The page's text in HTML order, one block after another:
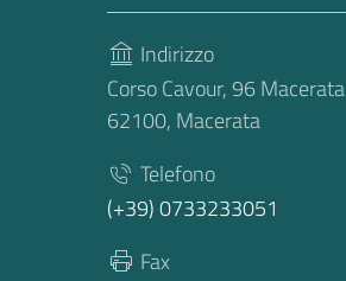
Indirizzo
Corso Cavour, 96 Macerata
62100, Macerata
Telefono
(+39) 0733233051
Fax